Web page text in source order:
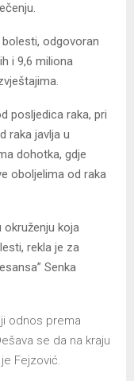
odgovoran
i 9,6 miliona
posljedica raka, pri
raka javlja u
dohotka, gdje
oboljelima od raka
okruženju koja
rekla je za
Senka
odnos prema
se da na kraju
Fejzović.